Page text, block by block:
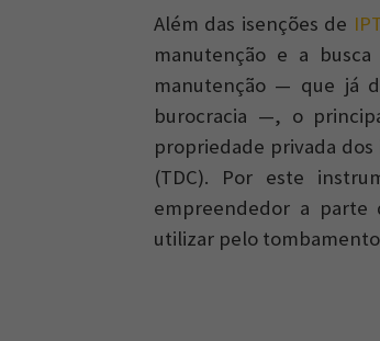
Além das isenções de
manutenção e a
manutenção — que já
burocracia —, o
propriedade privada
(TDC). Por este
empreendedor a parte
utilizar pelo